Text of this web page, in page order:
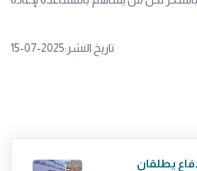
تاريخ النشر:2025-07-15
يطلقان